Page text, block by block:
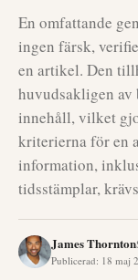
En omfattande
ingen färsk,
en artikel. Den
huvudsakligen
innehåll, vilket
kriterierna för en
information,
tidsstämplar,
James Thornton
Publicerad: 18 maj